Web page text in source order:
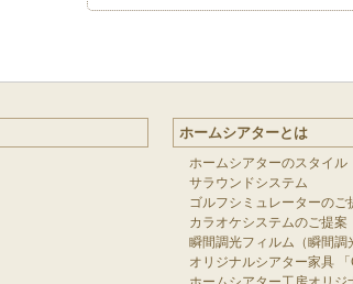
ホームシアターとは
ホームシアターのスタイル
サラウンドシステム
ゴルフシミュレーターのご
カラオケシステムのご提案
瞬間調光フィルム（瞬間調
オリジナルシアター家具 「